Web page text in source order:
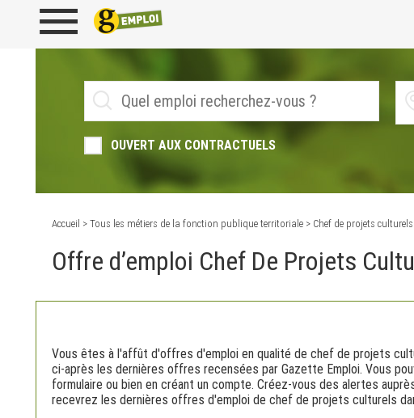
OUVERT AUX CONTRACTUELS
Accueil > Tous les métiers de la fonction publique territoriale > Chef de projets culturels
Offre d’emploi Chef De Projets
Vous êtes à l'affût d'offres d'emploi en qualité de chef de projets
ci-après les dernières offres recensées par Gazette Emploi. Vous
formulaire ou bien en créant un compte. Créez-vous des alertes
recevrez les dernières offres d'emploi de chef de projets culturels